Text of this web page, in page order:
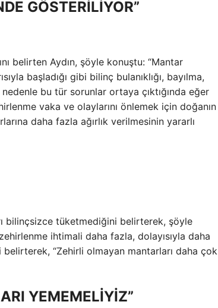
GÖSTERİLİYOR”
belirten Aydın, şöyle konuştu: “Mantar
başladığı gibi bilinç bulanıklığı, bayılma,
bu tür sorunlar ortaya çıktığında eğer
vaka ve olaylarını önlemek için doğanın
daha fazla ağırlık verilmesinin yararlı
bilinçsizce tüketmediğini belirterek, şöyle
ihtimali daha fazla, dolayısıyla daha
“Zehirli olmayan mantarları daha çok
YEMEMELİYİZ”